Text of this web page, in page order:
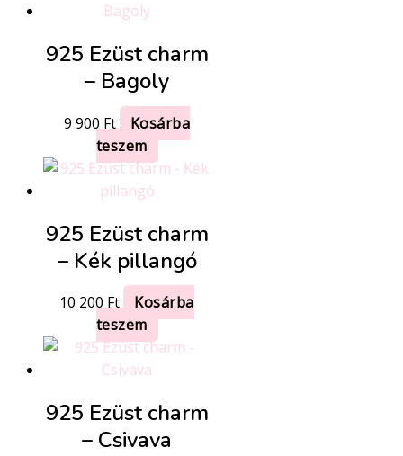
925 Ezüst charm
– Bagoly
9 900 Ft
Kosárba
teszem
925 Ezüst charm
– Kék pillangó
10 200Ft
Kosárba
teszem
925 Ezüst charm
– Csivava